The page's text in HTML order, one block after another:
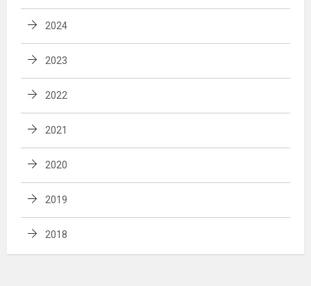
2024
2023
2022
2021
2020
2019
2018